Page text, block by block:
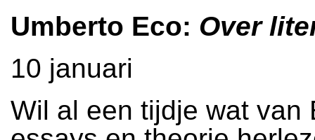
Umberto Eco: Over
10 januari
Wil al een tijdje wat van